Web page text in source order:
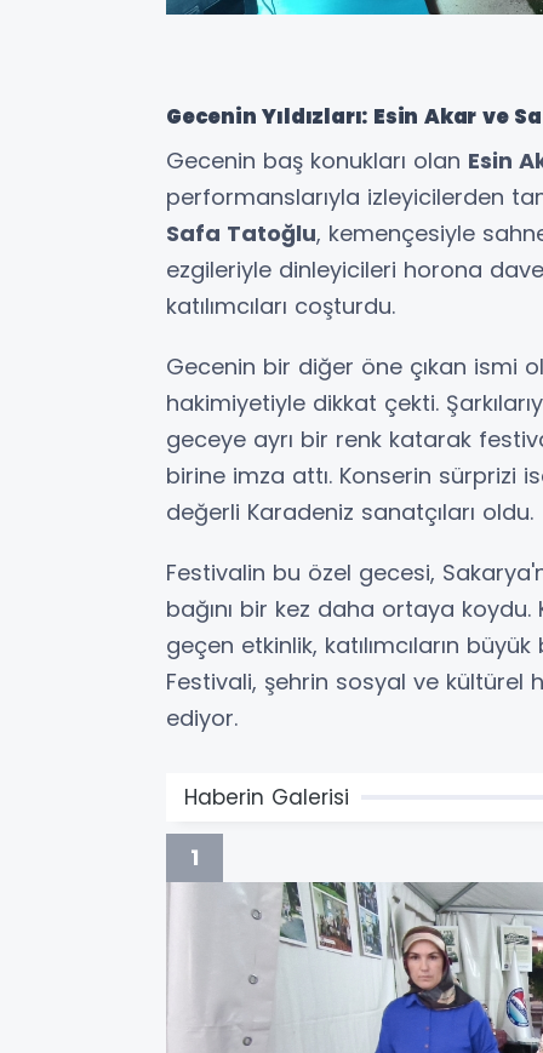
Gecenin Yıldızları: Esin Akar ve
Gecenin baş konukları olan Esin
performanslarıyla izleyicilerden
Safa Tatoğlu, kemençesiyle
ezgileriyle dinleyicileri horona
katılımcıları coşturdu.
Gecenin bir diğer öne çıkan ismi
hakimiyetiyle dikkat çekti.
geceye ayrı bir renk katarak
birine imza attı. Konserin sürprizi
değerli Karadeniz sanatçıları oldu.
Festivalin bu özel gecesi,
bağını bir kez daha ortaya
geçen etkinlik, katılımcıların
Festivali, şehrin sosyal ve kültürel
ediyor.
Haberin Galerisi
1